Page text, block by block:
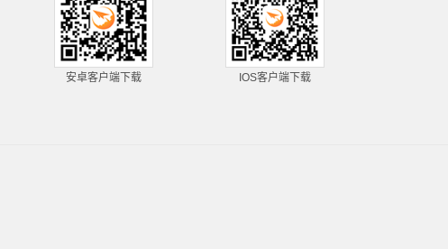
安卓客户端下载 IOS客户端下载